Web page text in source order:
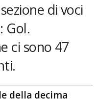
di voci
Gol.
ci sono 47
della decima